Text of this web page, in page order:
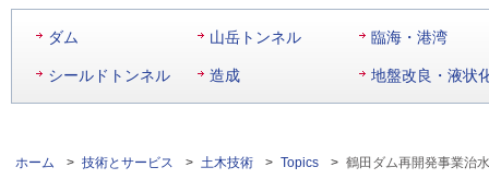
ダム 山岳トンネル 臨海・港湾
シールドトンネル 造成 地盤改良・液状
ホーム > 技術とサービス > 土木技術 > Topics > 鶴田ダム再開発事業治